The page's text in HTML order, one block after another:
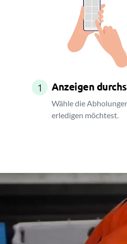
1 Anzeigen
Wähle die
erledigen möchtest.